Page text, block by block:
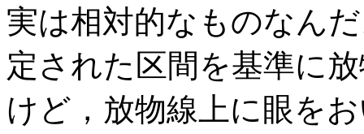
実は相対的なものなん
定された区間を基準に
けど，放物線上に眼を